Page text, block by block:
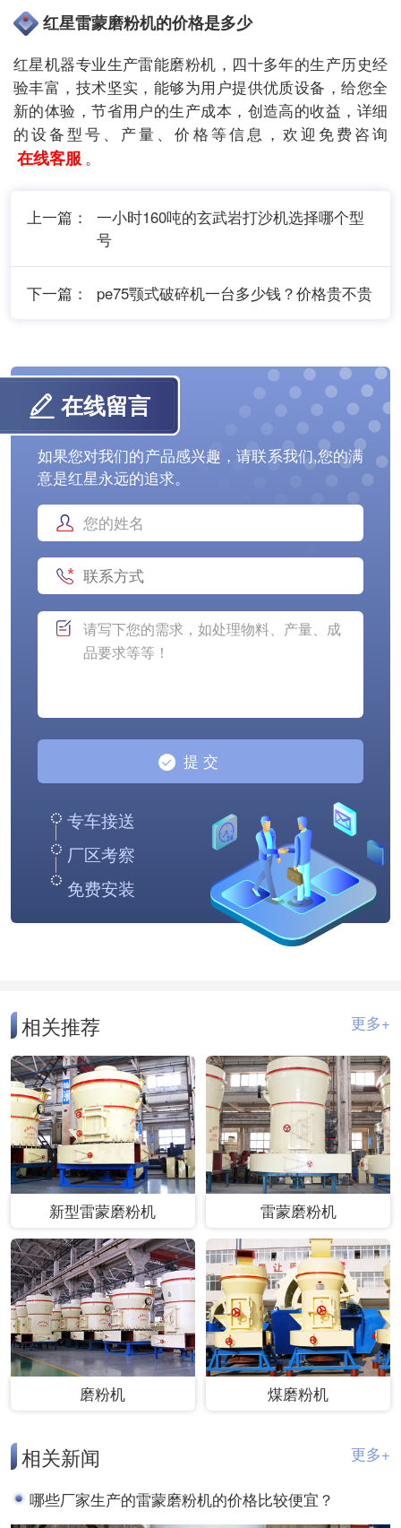
红星雷蒙磨粉机的价格是多少
红星机器专业生产雷能磨粉机，四十多年的生产历史经
验丰富，技术坚实，能够为用户提供优质设备，给您全
新的体验，节省用户的生产成本，创造高的收益，详细
的设备型号、产量、价格等信息，欢迎免费咨询
在线客服 。
上一篇：
一小时160吨的玄武岩打沙机选择哪个型
号
下一篇： pe75颚式破碎机一台多少钱？价格贵不贵
在线留言
如果您对我们的产品感兴趣，请联系我们,您的满
意是红星永远的追求。
专车接送
厂区考察
免费安装
相关推荐 更多+
新型雷蒙磨粉机 雷蒙磨粉机
磨粉机 煤磨粉机
相关新闻 更多+
哪些厂家生产的雷蒙磨粉机的价格比较便宜？